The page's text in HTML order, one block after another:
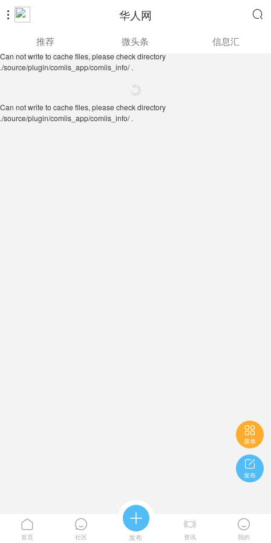
 华人网 
./source/plugin/comiis_app/comiis_info/ .
推荐 微头条 信息汇
Can not write to cache files, please check directory
./source/plugin/comiis_app/comiis_info/ .

菜单

发布

首页

社区

发布

资讯

我的
Can not write to cache files, please check directory
./source/plugin/comiis_app/comiis_info/ .